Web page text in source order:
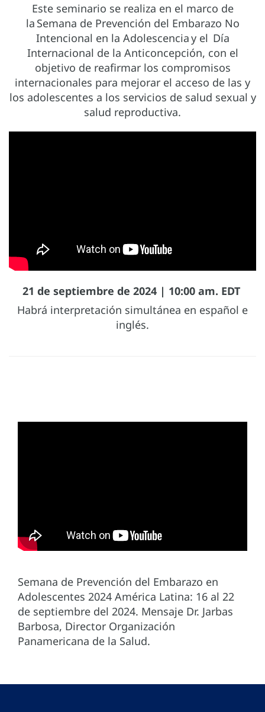
Este seminario se realiza en el marco de
la Semana de Prevención del Embarazo No
Intencional en la Adolescencia y el Día
Internacional de la Anticoncepción, con el
objetivo de reafirmar los compromisos
internacionales para mejorar el acceso de las y
los adolescentes a los servicios de salud sexual y
salud reproductiva.
21 de septiembre de 2024 | 10:00 am. EDT
Habrá interpretación simultánea en español e
inglés.
Semana de Prevención del Embarazo en
Adolescentes 2024 América Latina: 16 al 22
de septiembre del 2024. Mensaje Dr. Jarbas
Barbosa, Director Organización
Panamericana de la Salud.